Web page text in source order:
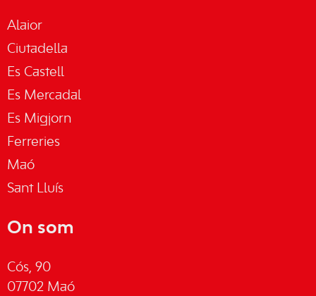
Alaior
Ciutadella
Es Castell
Es Mercadal
Es Migjorn
Ferreries
Maó
Sant Lluís
On som
Cós, 90
07702 Maó